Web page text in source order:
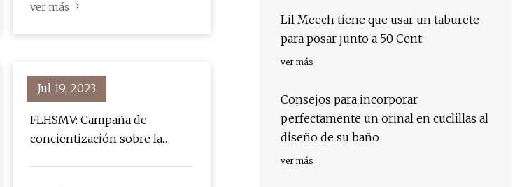
ver más
Jul 19, 2023
FLHSMV: Campaña de
concientización sobre la
Lil Meech tiene que usar un taburete
para posar junto a 50 Cent
ver más
Consejos para incorporar
perfectamente un orinal en cuclillas al
diseño de su baño
ver más